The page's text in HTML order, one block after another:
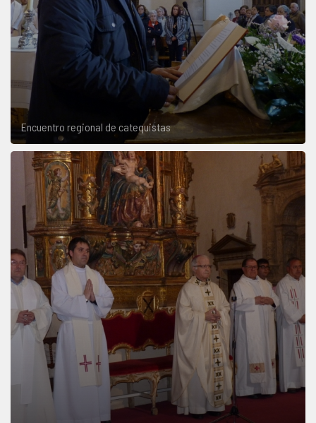
Encuentro regional de catequistas